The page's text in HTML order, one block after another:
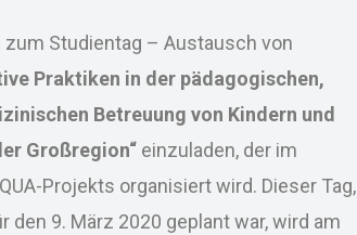
zum Studientag – Austausch von
Praktiken in der pädagogischen,
Betreuung von Kindern und
Großregion“ einzuladen, der im
Projekts organisiert wird. Dieser Tag,
den 9. März 2020 geplant war, wird am